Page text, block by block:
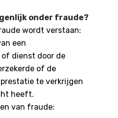
onder fraude?
wordt verstaan:
een
dienst door de
of de
te verkrijgen
heeft.
van fraude: